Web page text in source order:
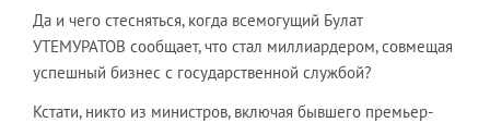
Да и чего стесняться, когда всемогущий Булат
УТЕМУРАТОВ сообщает, что стал миллиардером, совмещая
успешный бизнес с государственной службой?
Кстати, никто из министров, включая бывшего премьер-